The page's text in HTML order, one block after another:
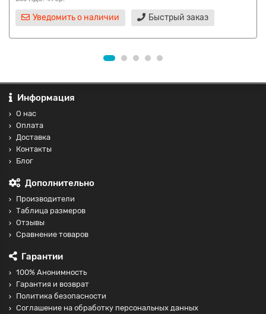
Уведомить о наличии Быстрый заказ
Информация
О нас
Оплата
Доставка
Контакты
Блог
Дополнительно
Производители
Таблица размеров
Отзывы
Сравнение товаров
Гарантии
100% Анонимность
Гарантия и возврат
Политика безопасности
Соглашение на обработку персональных данных